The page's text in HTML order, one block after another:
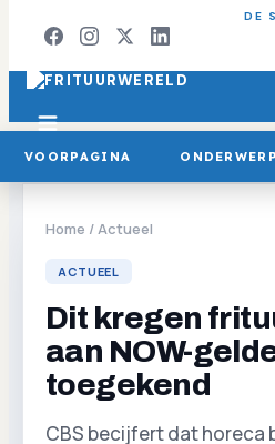
DE
VOORPAGINA
Home /Actueel
ACTUEEL
Dit kregen
aan NOW-
toegekend
CBS becijfert dat horeca